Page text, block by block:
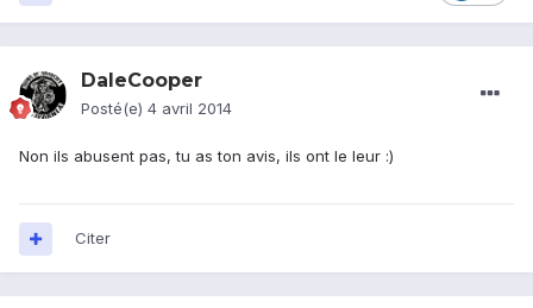
DaleCooper
Posté(e) 4 avril 2014
Non ils abusent pas, tu as ton avis, ils ont le leur :)
Citer